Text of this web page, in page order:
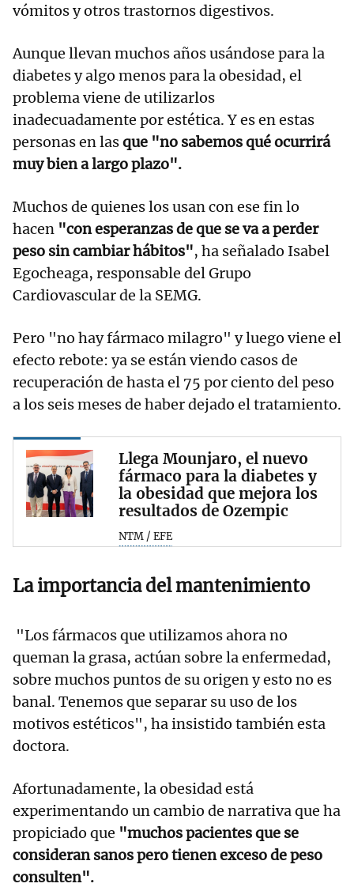
vómitos y otros trastornos digestivos.
Aunque llevan muchos años usándose para la
diabetes y algo menos para la obesidad, el
problema viene de utilizarlos
inadecuadamente por estética. Y es en estas
personas en lasque "no sabemos qué ocurrirá
muy bien a largo plazo".
Muchos de quienes los usan con ese fin lo
hacen "con esperanzas de que se va a perder
peso sin cambiar hábitos", ha señalado Isabel
Egocheaga, responsable del Grupo
Cardiovascular de la SEMG.
Pero "no hay fármaco milagro" y luego viene el
efecto rebote: ya se están viendo casos de
recuperación de hasta el 75 por ciento del peso
a los seis meses de haber dejado el tratamiento.
Llega Mounjaro, el nuevo
fármaco para la diabetes y
la obesidad que mejora los
resultados de Ozempic
NTM / EFE
La importancia del mantenimiento
"Los fármacos que utilizamos ahora no
queman la grasa, actúan sobre la enfermedad,
sobre muchos puntos de su origen y esto no es
banal. Tenemos que separar su uso de los
motivos estéticos", ha insistido también esta
doctora.
Afortunadamente, la obesidad está
experimentando un cambio de narrativa que ha
propiciado que "muchos pacientes que se
consideran sanos pero tienen exceso de peso
consulten".